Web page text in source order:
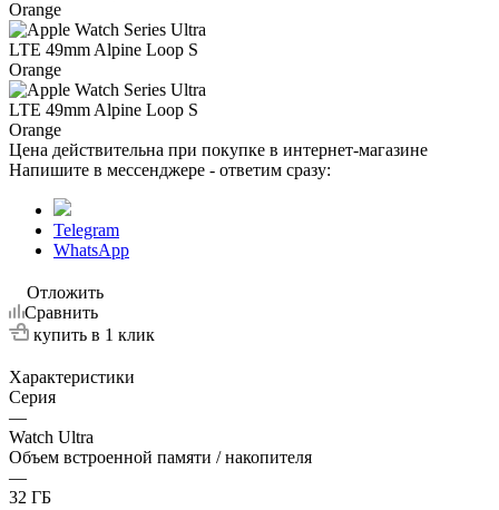
Цена действительна при покупке в интернет-магазине
Напишите в мессенджере - ответим сразу:
Telegram
WhatsApp
Отложить
Сравнить
купить в 1 клик
Характеристики
Серия
—
Watch Ultra
Объем встроенной памяти / накопителя
—
32 ГБ